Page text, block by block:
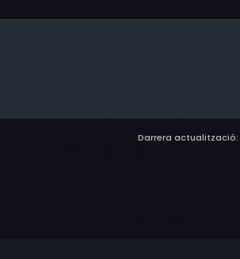
Darrera actualització: